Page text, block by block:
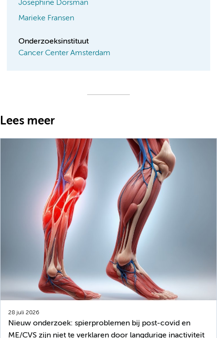
Josephine Dorsman
Marieke Fransen
Onderzoeksinstituut
Cancer Center Amsterdam
Lees meer
28 juli 2026
Nieuw onderzoek: spierproblemen bij post-covid en
ME/CVS zijn niet te verklaren door langdurige inactiviteit